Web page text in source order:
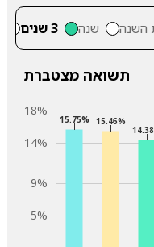
השנה שנה 3 שנים
תשואה מצטברת
5%
9%
14%
18%
15.75%
15.46%